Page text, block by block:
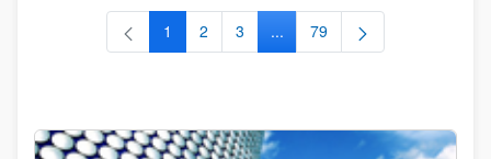
Página
1 Página
2 Página
3 ...Páginas intermedias Use TAB
Página
79